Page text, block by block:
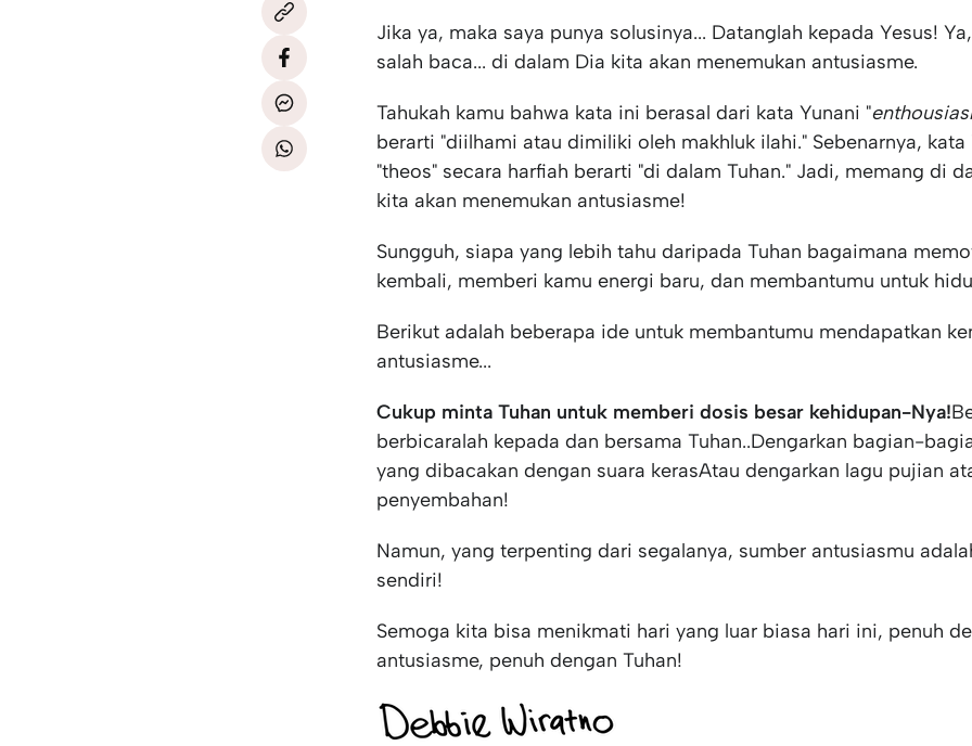
Jika ya, maka saya punya solusinya... Datanglah kepada Yesus!
salah baca... di dalam Dia kita akan menemukan antusiasme.
Tahukah kamu bahwa kata ini berasal dari kata Yunani "
berarti "diilhami atau dimiliki oleh makhluk ilahi." Sebenarnya, kata
"theos" secara harfiah berarti "di dalam Tuhan." Jadi, memang di
kita akan menemukan antusiasme!
Sungguh, siapa yang lebih tahu daripada Tuhan bagaimana
kembali, memberi kamu energi baru, dan membantumu untuk
Berikut adalah beberapa ide untuk membantumu mendapatkan
antusiasme...
Cukup minta Tuhan untuk memberi dosis besar kehidupan-Nya!
berbicaralah kepada dan bersama Tuhan..Dengarkan bagian-
yang dibacakan dengan suara kerasAtau dengarkan lagu pujian
penyembahan!
Namun, yang terpenting dari segalanya, sumber antusiasmu
sendiri!
Semoga kita bisa menikmati hari yang luar biasa hari ini, penuh
antusiasme, penuh dengan Tuhan!